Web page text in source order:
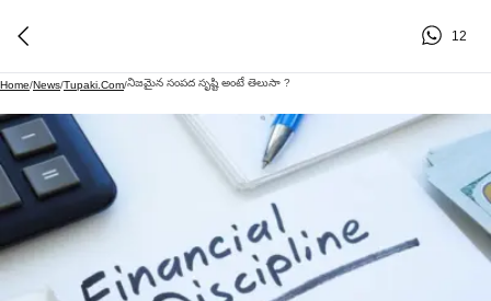
12
Home/News/Tupaki.com/నిజమైన సంపద సృష్టి అంటే తెలుసా ?